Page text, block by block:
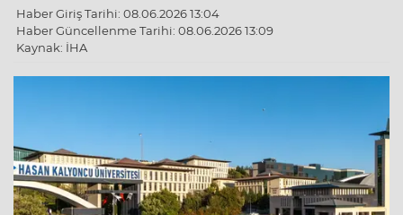
Haber Giriş Tarihi: 08.06.2026 13:04
Haber Güncellenme Tarihi: 08.06.2026 13:09
Kaynak: İHA